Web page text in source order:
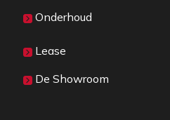
Onderhoud
Lease
De Showroom